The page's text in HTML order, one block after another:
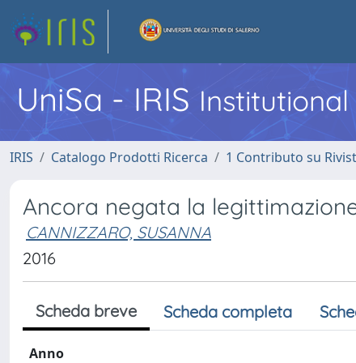
UniSa - IRIS
IRIS Catalogo Prodotti Ricerca 1 Contributo su
Ancora negata la
CANNIZZARO, SUSANNA
2016
Scheda breve Scheda completa
Anno